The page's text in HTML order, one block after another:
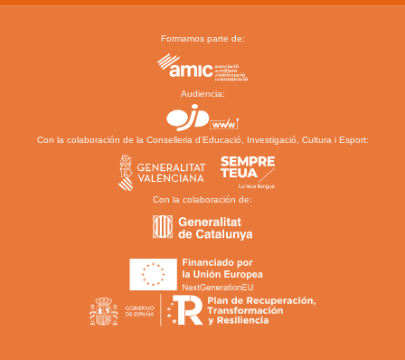
Formamos parte de:
Audiencia:
Con la colaboración de la Conselleria d’Educació, Investigació, Cultura i Esport:
Con la colaboración de: